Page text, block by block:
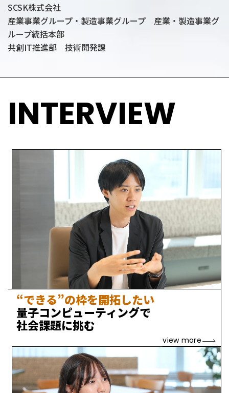
SCSK株式会社
産業事業グループ・製造事業グループ 産業・製造事業グ
ループ統括本部
共創IT推進部 技術開発課
INTERVIEW
“できる”の枠を開拓したい
量子コンピューティングで
社会課題に挑む
view more